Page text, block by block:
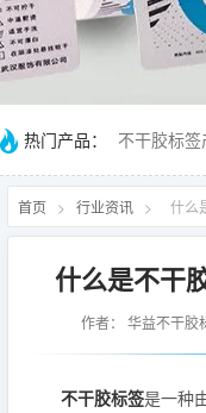
热门产品： 不干胶标签
首页 > 行业资讯 > 什么
什么是不干
作者： 华益不干胶
不干胶标签是一种